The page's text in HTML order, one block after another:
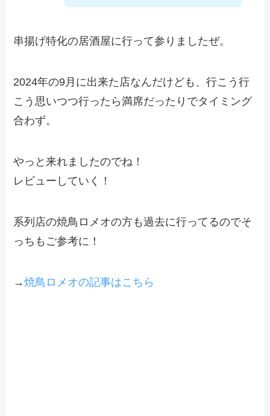
串揚げ特化の居酒屋に行って参りましたぜ。
2024年の9月に出来た店なんだけども、行こう行
こう思いつつ行ったら満席だったりでタイミング
合わず。
やっと来れましたのでね！
レビューしていく！
系列店の焼鳥ロメオの方も過去に行ってるのでそ
っちもご参考に！
→焼鳥ロメオの記事はこちら